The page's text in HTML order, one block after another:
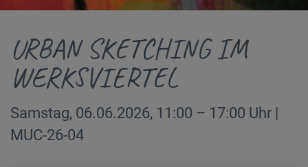
URBAN SKETCHING IM
WERKSVIERTEL
Samstag, 06.06.2026, 11:00 – 17:00 Uhr |
MUC-26-04